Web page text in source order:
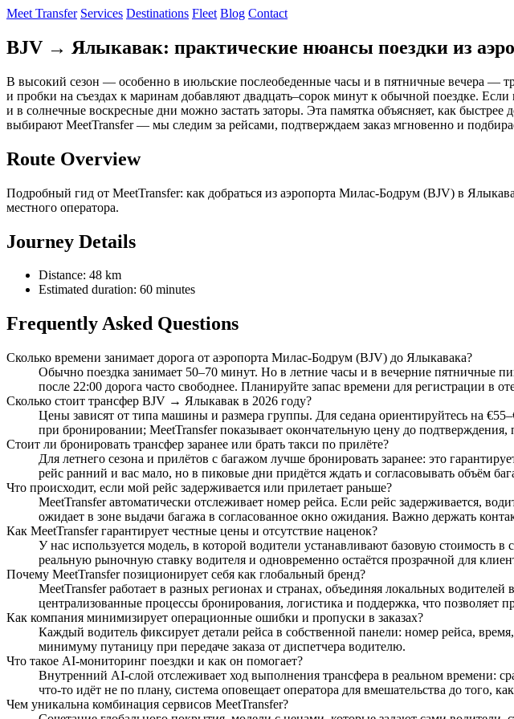
Meet Transfer Services Destinations Fleet Blog Contact
BJV → Ялыкавак: практические нюансы поездки из
В высокий сезон — особенно в июльские послеобеденные часы и в пятничные вечера —
и пробки на съездах к маринам добавляют двадцать–сорок минут к обычной поездке.
и в солнечные воскресные дни можно застать заторы. Эта памятка объясняет, как
выбирают MeetTransfer — мы следим за рейсами, подтверждаем заказ мгновенно и
Route Overview
Подробный гид от MeetTransfer: как добраться из аэропорта Милас‑Бодрум (BJV) в
местного оператора.
Journey Details
Distance: 48 km
Estimated duration: 60 minutes
Frequently Asked Questions
Сколько времени занимает дорога от аэропорта Милас‑Бодрум (BJV) до Ялыкавака?
Обычно поездка занимает 50–70 минут. Но в летние часы и в вечерние пятничные
после 22:00 дорога часто свободнее. Планируйте запас времени для регистрации в
Сколько стоит трансфер BJV → Ялыкавак в 2026 году?
Цены зависят от типа машины и размера группы. Для седана ориентируйтесь на
при бронировании; MeetTransfer показывает окончательную цену до
Стоит ли бронировать трансфер заранее или брать такси по прилёте?
Для летнего сезона и прилётов с багажом лучше бронировать заранее: это
рейс ранний и вас мало, но в пиковые дни придётся ждать и согласовывать объём
Что происходит, если мой рейс задерживается или прилетает раньше?
MeetTransfer автоматически отслеживает номер рейса. Если рейс задерживается,
ожидает в зоне выдачи багажа в согласованное окно ожидания. Важно держать
Как MeetTransfer гарантирует честные цены и отсутствие наценок?
У нас используется модель, в которой водители устанавливают базовую стоимость
реальную рыночную ставку водителя и одновременно остаётся прозрачной для
Почему MeetTransfer позиционирует себя как глобальный бренд?
MeetTransfer работает в разных регионах и странах, объединяя локальных
централизованные процессы бронирования, логистика и поддержка, что позволяет
Как компания минимизирует операционные ошибки и пропуски в заказах?
Каждый водитель фиксирует детали рейса в собственной панели: номер рейса,
минимуму путаницу при передаче заказа от диспетчера водителю.
Что такое AI‑мониторинг поездки и как он помогает?
Внутренний AI‑слой отслеживает ход выполнения трансфера в реальном времени:
что‑то идёт не по плану, система оповещает оператора для вмешательства до того,
Чем уникальна комбинация сервисов MeetTransfer?